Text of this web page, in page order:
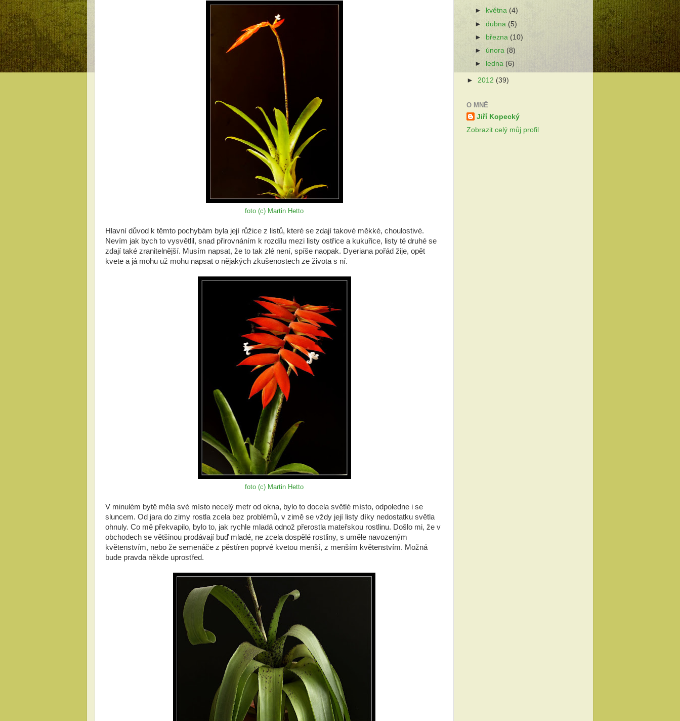
foto (c) Martin Hetto
Hlavní důvod k těmto pochybám byla její růžice z listů, které se zdají takové měkké, choulostivé.
Nevím jak bych to vysvětlil, snad přirovnáním k rozdílu mezi listy ostřice a kukuřice, listy té druhé se
zdají také zranitelnější. Musím napsat, že to tak zlé není, spíše naopak. Dyeriana pořád žije, opět
kvete a já mohu už mohu napsat o nějakých zkušenostech ze života s ní.
foto (c) Martin Hetto
V minulém bytě měla své místo necelý metr od okna, bylo to docela světlé místo, odpoledne i se
sluncem. Od jara do zimy rostla zcela bez problémů, v zimě se vždy její listy díky nedostatku světla
ohnuly. Co mě překvapilo, bylo to, jak rychle mladá odnož přerostla mateřskou rostlinu. Došlo mi, že v
obchodech se většinou prodávají buď mladé, ne zcela dospělé rostliny, s uměle navozeným
květenstvím, nebo že semenáče z pěstíren poprvé kvetou menší, z menším květenstvím. Možná
bude pravda někde uprostřed.
► května(4)
►dubna(5)
► března (10)
► února (8)
►
ledna (6)
► 2012 (39)
O MNĚ
Jiří Kopecký
Zobrazit celý můj profil